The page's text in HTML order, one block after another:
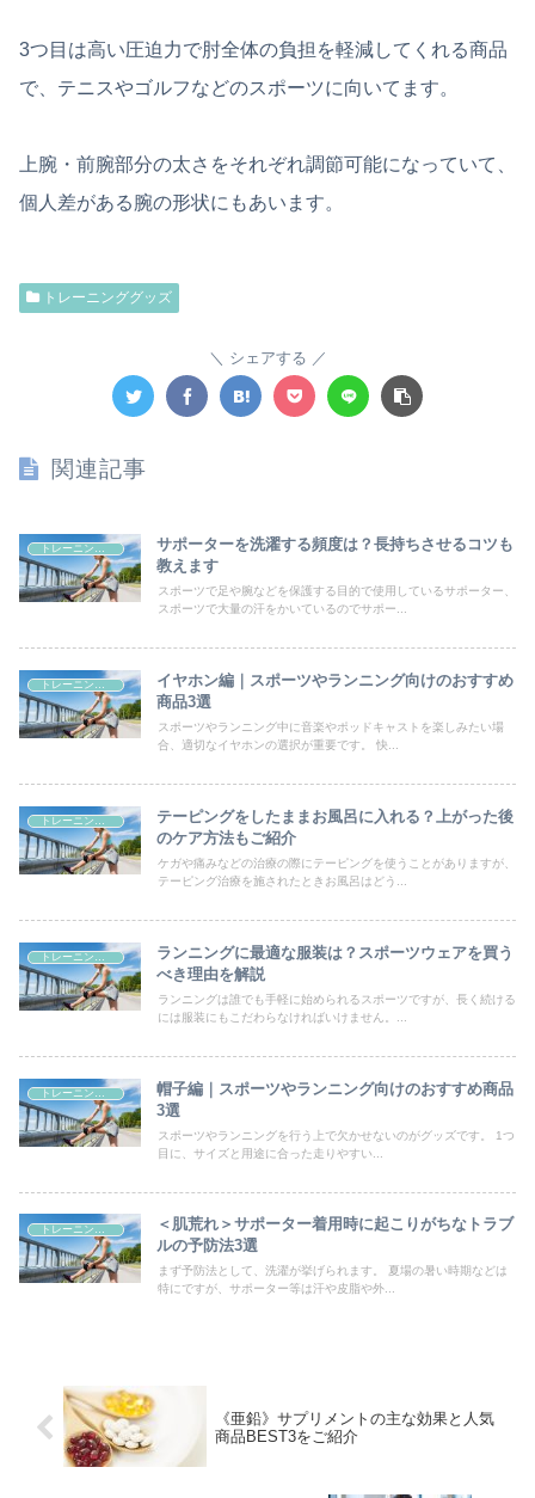
3つ目は高い圧迫力で肘全体の負担を軽減してくれる商品
で、テニスやゴルフなどのスポーツに向いてます。
上腕・前腕部分の太さをそれぞれ調節可能になっていて、
個人差がある腕の形状にもあいます。
トレーニンググッズ
シェアする
関連記事
トレーニンググッズ
サポーターを洗濯する頻度は？長持ちさせるコツも
教えます
スポーツで足や腕などを保護する目的で使用しているサポーター、
スポーツで大量の汗をかいているのでサポー...
トレーニンググッズ
イヤホン編｜スポーツやランニング向けのおすすめ
商品3選
スポーツやランニング中に音楽やポッドキャストを楽しみたい場
合、適切なイヤホンの選択が重要です。 快...
テーピングをしたままお風呂に入れる？上がった後
のケア方法もご紹介
ケガや痛みなどの治療の際にテーピングを使うことがありますが、
テーピング治療を施されたときお風呂はどう...
ランニングに最適な服装は？スポーツウェアを買う
べき理由を解説
ランニングは誰でも手軽に始められるスポーツですが、長く続ける
には服装にもこだわらなければいけません。...
帽子編｜スポーツやランニング向けのおすすめ商品
3選
スポーツやランニングを行う上で欠かせないのがグッズです。 1つ
目に、サイズと用途に合った走りやすい...
＜肌荒れ＞サポーター着用時に起こりがちなトラブ
ルの予防法3選
まず予防法として、洗濯が挙げられます。 夏場の暑い時期などは
特にですが、サポーター等は汗や皮脂や外...
《亜鉛》サプリメントの主な効果と人気
商品BEST3をご紹介